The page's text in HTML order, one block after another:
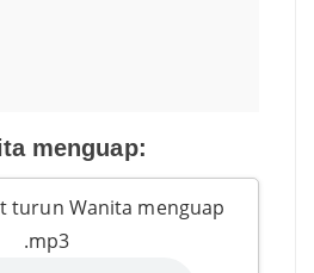
menguap:
turun Wanita menguap
.mp3